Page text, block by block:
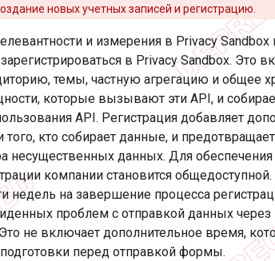
новых учетных записей и регистрацию.
и измерения в Privacy Sandbox
в Privacy Sandbox. Это
темы, частную агрегацию и общее
которые вызывают эти API, и
API. Регистрация добавляет
того, кто собирает данные, и
несущественных данных. Для
компании становится
недель на завершение процесса
проблем с отправкой данных через
не включает дополнительное время,
перед отправкой формы.